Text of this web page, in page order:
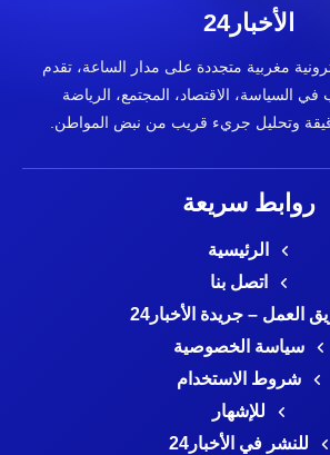
الأخبار24
مغربية متجددة على مدار الساعة، تقدم
في السياسة، الاقتصاد، المجتمع، الرياضة
وتحليل جريء قريب من نبض المواطن.
روابط سريعة
الرئيسية
اتصل بنا
العمل – جريدة الأخبار24
سياسة الخصوصية
شروط الاستخدام
للإشهار
للنشر في الأخبار24